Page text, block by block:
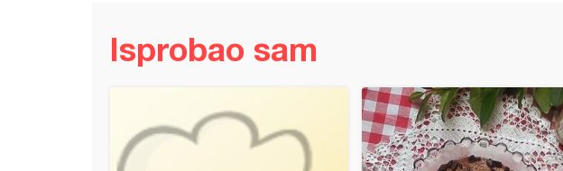
Isprobao sam